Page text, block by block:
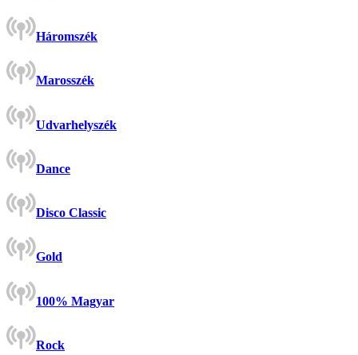
Háromszék
Marosszék
Udvarhelyszék
Dance
Disco Classic
Gold
100% Magyar
Rock